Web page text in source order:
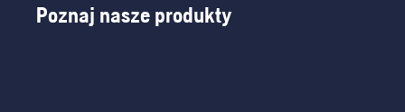
Poznaj nasze produkty